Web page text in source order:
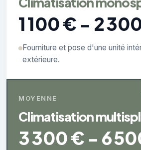
1 100 € - 2
Fourniture et pose d'une unité
extérieure.
MOYENNE
Climatisation
3 300 € - 6